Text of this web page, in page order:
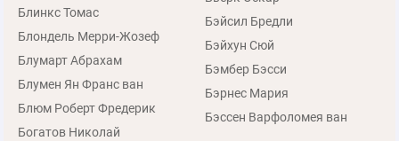
Блинкс Томас
Блондель Мерри-Жозеф
Блумарт Абрахам
Блумен Ян Франс ван
Блюм Роберт Фредерик
Богатов Николай
Бэйсил Бредли
Бэйхун Сюй
Бэмбер Бэсси
Бэрнес Мария
Бэссен Варфоломея ван